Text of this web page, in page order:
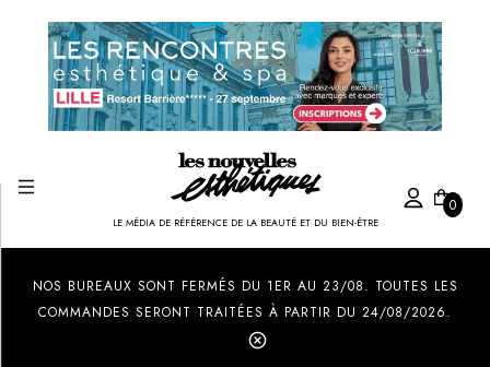
LE MÉDIA DE RÉFÉRENCE DE LA BEAUTÉ ET DU BIEN-ÊTRE
0
NOS BUREAUX SONT FERMÉS DU 1ER AU 23/08. TOUTES LES
COMMANDES SERONT TRAITÉES À PARTIR DU 24/08/2026.